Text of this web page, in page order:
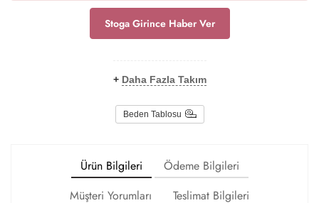
Stoga Girince Haber Ver
+ Daha Fazla Takım
Beden Tablosu
Ürün Bilgileri
Ödeme Bilgileri
Müşteri Yorumları
Teslimat Bilgileri